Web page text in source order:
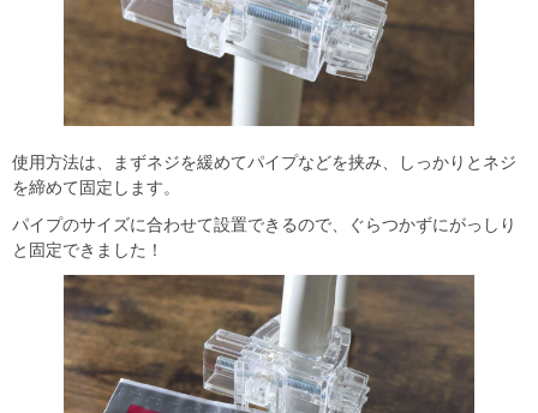
使用方法は、まずネジを緩めてパイプなどを挟み、しっかりとネジ
を締めて固定します。
パイプのサイズに合わせて設置できるので、ぐらつかずにがっしり
と固定できました！